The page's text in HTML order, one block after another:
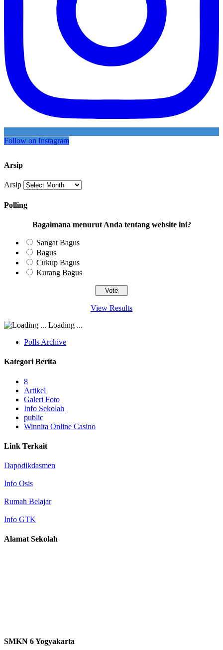
Follow on Instagram
Arsip
Arsip
Polling
Bagaimana menurut Anda tentang website ini?
Sangat Bagus
Bagus
Cukup Bagus
Kurang Bagus
View Results
Loading ...
Polls Archive
Kategori Berita
8
Artikel
Galeri Foto
Info Sekolah
public
Winnita Online Casino
Link Terkait
Dapodikdasmen
Info Osis
Rumah Belajar
Info GTK
Alamat Sekolah
SMKN 6 Yogyakarta